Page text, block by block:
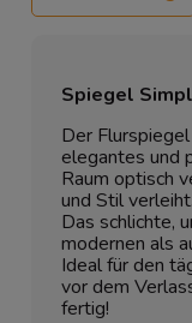
Spiegel
Der
elegantes und
Raum optisch
und Stil verleiht.
Das schlichte,
modernen als
Ideal für den
vor dem
fertig!